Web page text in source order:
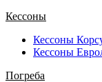
Кессоны
Кессоны
Кессоны
Погреба